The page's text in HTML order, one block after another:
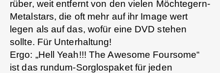
rüber, weit entfernt von den vielen Möchtegern-
Metalstars, die oft mehr auf ihr Image wert
legen als auf das, wofür eine DVD stehen
sollte. Für Unterhaltung!
Ergo: „Hell Yeah!!! The Awesome Foursome“
ist das rundum-Sorglospaket für jeden